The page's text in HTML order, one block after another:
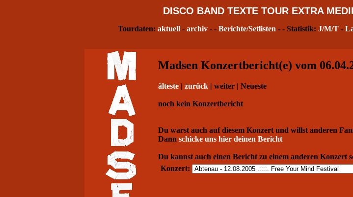
DISCO BAND TEXTE TOUR EXTRA
Tourdaten: aktuell- archiv- - Berichte/Setlisten - - Statistik: J/M/T-
Madsen Konzertbericht(e) vom
älteste | zurück | weiter | Neueste
noch kein Konzertbericht
Du warst auch auf diesem Konzert und willst anderen
Dann schicke uns hier deinen Bericht
Du kannst auch einen Bericht zu einem anderen Konzert
Konzert: